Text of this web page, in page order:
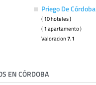
Priego De Córdoba
( 10 hoteles )
( 1 apartamento )
Valoracion7.1
EN CÓRDOBA